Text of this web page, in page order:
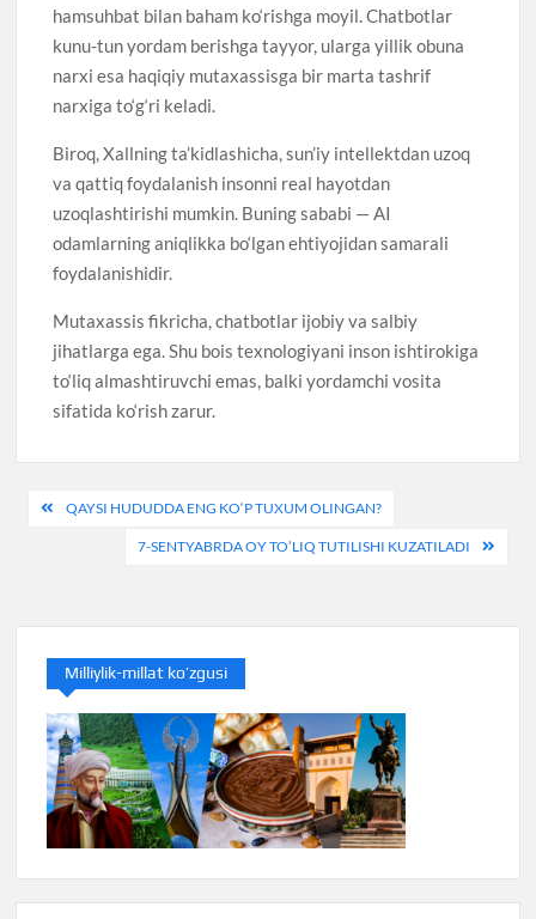
hamsuhbat bilan baham ko‘rishga moyil. Chatbotlar
kunu-tun yordam berishga tayyor, ularga yillik obuna
narxi esa haqiqiy mutaxassisga bir marta tashrif
narxiga to‘g‘ri keladi.
Biroq, Xallning ta’kidlashicha, sun’iy intellektdan uzoq
va qattiq foydalanish insonni real hayotdan
uzoqlashtirishi mumkin. Buning sababi — AI
odamlarning aniqlikka bo‘lgan ehtiyojidan samarali
foydalanishidir.
Mutaxassis fikricha, chatbotlar ijobiy va salbiy
jihatlarga ega. Shu bois texnologiyani inson ishtirokiga
to‘liq almashtiruvchi emas, balki yordamchi vosita
sifatida ko‘rish zarur.
Post
menyusi
QAYSI HUDUDDA ENG KO‘P TUXUM OLINGAN?
7-SENTYABRDA OY TO’LIQ TUTILISHI KUZATILADI
Milliylik-millat ko’zgusi